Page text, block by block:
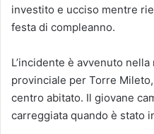
investito e ucciso mentre
festa di compleanno.
L’incidente è avvenuto
provinciale per Torre
centro abitato. Il giovane
carreggiata quando è stato